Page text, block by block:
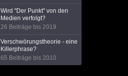
Wird "Der Punkt" von den
Medien verfolgt?
26 Beiträge bis 2019
Verschwörungstheorie - eine
Killerphrase?
65 Beiträge bis 2010